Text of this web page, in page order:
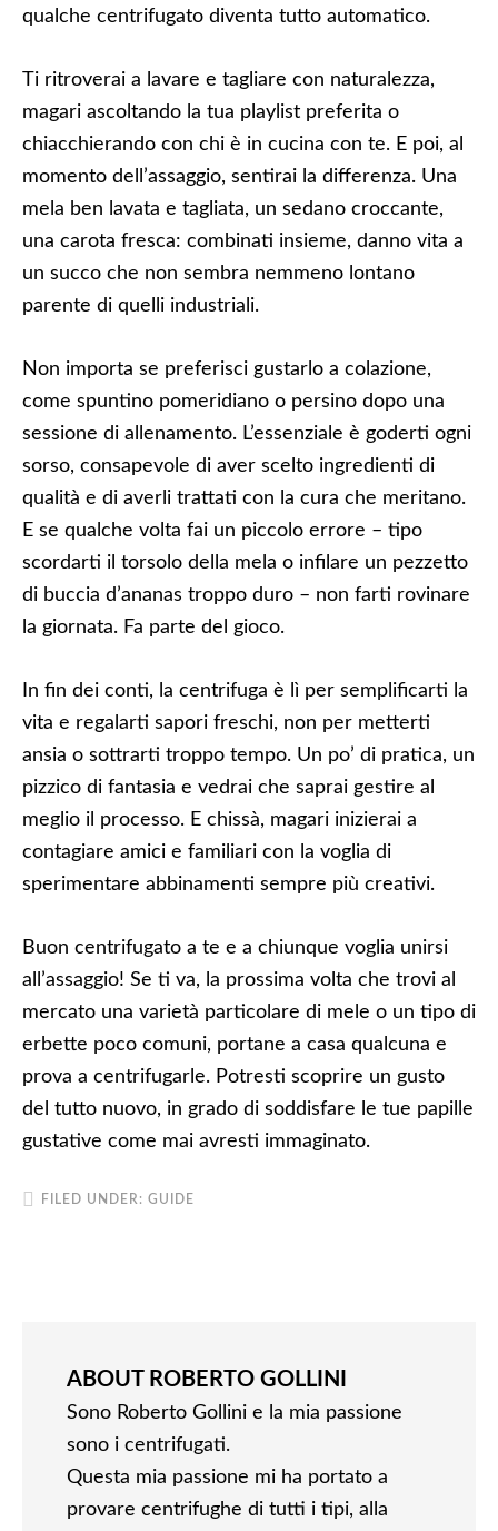
qualche centrifugato diventa tutto automatico.
Ti ritroverai a lavare e tagliare con naturalezza,
magari ascoltando la tua playlist preferita o
chiacchierando con chi è in cucina con te. E poi, al
momento dell’assaggio, sentirai la differenza. Una
mela ben lavata e tagliata, un sedano croccante,
una carota fresca: combinati insieme, danno vita a
un succo che non sembra nemmeno lontano
parente di quelli industriali.
Non importa se preferisci gustarlo a colazione,
come spuntino pomeridiano o persino dopo una
sessione di allenamento. L’essenziale è goderti ogni
sorso, consapevole di aver scelto ingredienti di
qualità e di averli trattati con la cura che meritano.
E se qualche volta fai un piccolo errore – tipo
scordarti il torsolo della mela o infilare un pezzetto
di buccia d’ananas troppo duro – non farti rovinare
la giornata. Fa parte del gioco.
In fin dei conti, la centrifuga è lì per semplificarti la
vita e regalarti sapori freschi, non per metterti
ansia o sottrarti troppo tempo. Un po’ di pratica, un
pizzico di fantasia e vedrai che saprai gestire al
meglio il processo. E chissà, magari inizierai a
contagiare amici e familiari con la voglia di
sperimentare abbinamenti sempre più creativi.
Buon centrifugato a te e a chiunque voglia unirsi
all’assaggio! Se ti va, la prossima volta che trovi al
mercato una varietà particolare di mele o un tipo di
erbette poco comuni, portane a casa qualcuna e
prova a centrifugarle. Potresti scoprire un gusto
del tutto nuovo, in grado di soddisfare le tue papille
gustative come mai avresti immaginato.
FILED UNDER: GUIDE
ABOUT ROBERTO GOLLINI
Sono Roberto Gollini e la mia passione
sono i centrifugati.
Questa mia passione mi ha portato a
provare centrifughe di tutti i tipi, alla